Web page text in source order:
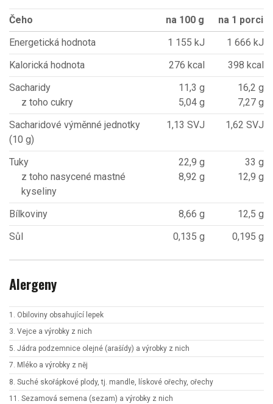
Čeho na 100 g
na 1 porci
Energetická hodnota
1 155 kJ
1 666 kJ
Kalorická hodnota
276 kcal
398 kcal
Sacharidy
z toho cukry
11,3 g
5,04 g
16,2 g
7,27 g
Sacharidové výměnné jednotky
(10 g)
1,13 SVJ 1,62 SVJ
Tuky
z toho nasycené mastné
kyseliny
22,9 g
8,92 g
33 g
12,9 g
Bílkoviny 8,66 g
12,5 g
Sůl
0,135 g 0,195 g
Alergeny
1. Obiloviny obsahující lepek
3. Vejce a výrobky z nich
5. Jádra podzemnice olejné (arašídy) a výrobky z nich
7. Mléko a výrobky z něj
8. Suché skořápkové plody, tj. mandle, lískové ořechy, ořechy
11. Sezamová semena (sezam) a výrobky z nich